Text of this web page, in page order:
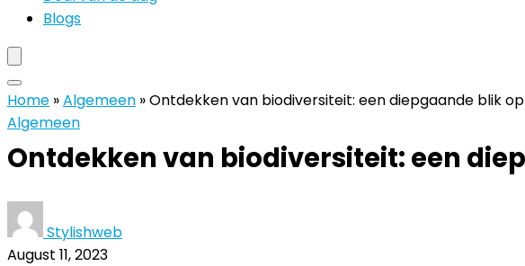
Blogs
Home »Algemeen »Ontdekken van biodiversiteit: een diepgaande blik
Algemeen
Ontdekken van biodiversiteit: een
Stylishweb
August 11, 2023